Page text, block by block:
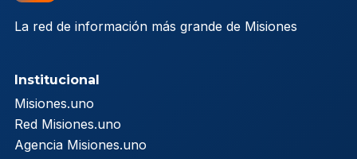
La red de información más grande de Misiones
Institucional
Misiones.uno
Red Misiones.uno
Agencia Misiones.uno